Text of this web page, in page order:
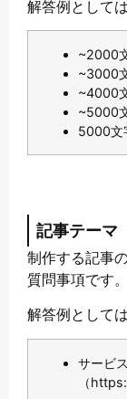
解答例として
~2000
~3000
~4000
~5000
5000文
記事テーマ
制作する記事
質問事項です。
解答例として
サービ
（